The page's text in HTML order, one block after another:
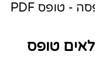
טופס ויזה מרוקו להורדה והדפסה - טופס PDF
טופס